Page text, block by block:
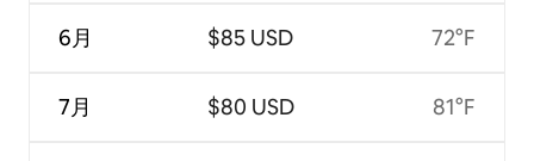
6月
7月
$85 USD
$80 USD
72°F
81°F